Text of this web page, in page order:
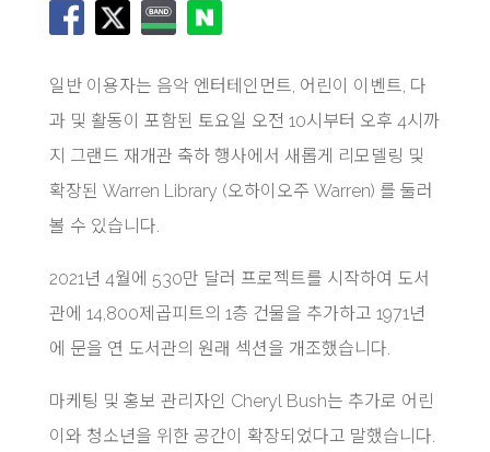
일반 이용자는 음악 엔터테인먼트, 어린이 이벤트, 다
과 및 활동이 포함된 토요일 오전 10시부터 오후 4시까
지 그랜드 재개관 축하 행사에서 새롭게 리모델링 및
확장된 Warren Library (오하이오주 Warren) 를 둘러
볼 수 있습니다.
2021년 4월에 530만 달러 프로젝트를 시작하여 도서
관에 14,800제곱피트의 1층 건물을 추가하고 1971년
에 문을 연 도서관의 원래 섹션을 개조했습니다.
마케팅 및 홍보 관리자인 Cheryl Bush는 추가로 어린
이와 청소년을 위한 공간이 확장되었다고 말했습니다.